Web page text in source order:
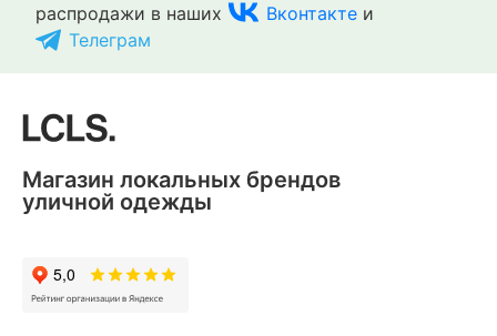
распродажи в наших
Вконтакте и
Телеграм
Магазин локальных брендов
уличной одежды